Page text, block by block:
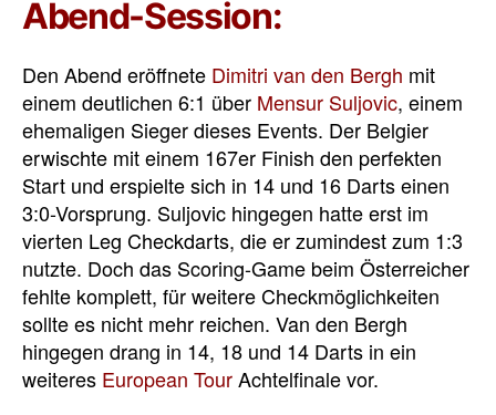
Abend-Session:
Den Abend eröffnete Dimitri van den Bergh mit
einem deutlichen 6:1 über Mensur Suljovic, einem
ehemaligen Sieger dieses Events. Der Belgier
erwischte mit einem 167er Finish den perfekten
Start und erspielte sich in 14 und 16 Darts einen
3:0-Vorsprung. Suljovic hingegen hatte erst im
vierten Leg Checkdarts, die er zumindest zum 1:3
nutzte. Doch das Scoring-Game beim Österreicher
fehlte komplett, für weitere Checkmöglichkeiten
sollte es nicht mehr reichen. Van den Bergh
hingegen drang in 14, 18 und 14 Darts in ein
weiteres European TourAchtelfinale vor.